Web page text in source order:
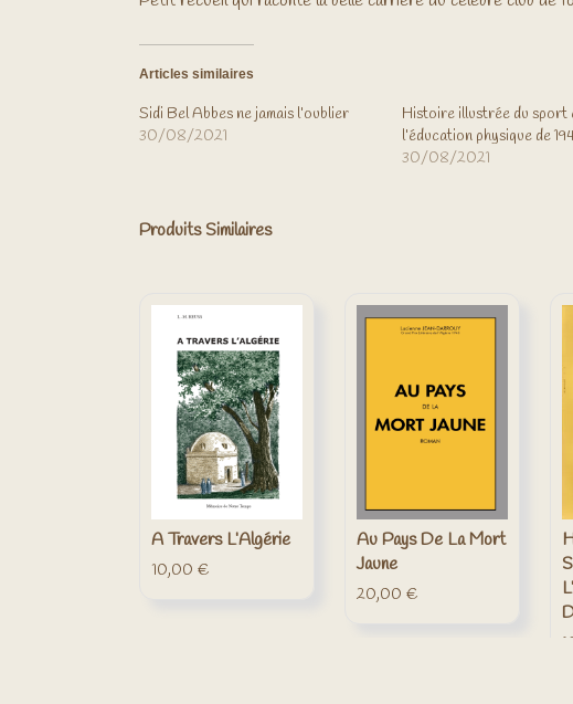
Articles similaires
Sidi Bel Abbes ne jamais l’oublier
30/08/2021
Histoire illustrée du sport
l’éducation physique de
30/08/2021
Produits Similaires
A Travers L’Algérie
10,00 €
Au Pays De La Mort
Jaune
20,00 €